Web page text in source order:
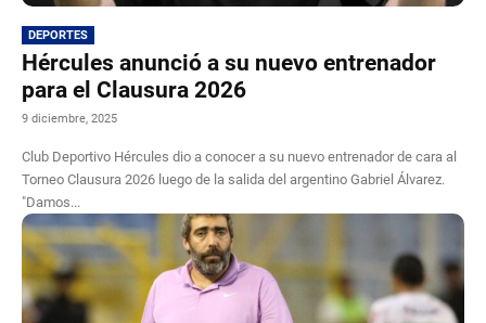
DEPORTES
Hércules anunció a su nuevo entrenador
para el Clausura 2026
9 diciembre, 2025
Club Deportivo Hércules dio a conocer a su nuevo entrenador de cara al
Torneo Clausura 2026 luego de la salida del argentino Gabriel Álvarez.
"Damos...